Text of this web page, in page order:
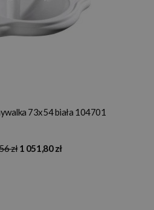
73x54 biała 104701
zł 1 051,80 zł